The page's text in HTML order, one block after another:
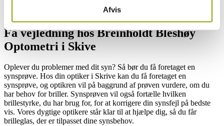
Afvis
Få vejledning hos Breinholdt Bleshøy
Optometri i Skive
Oplever du problemer med dit syn? Så bør du få foretaget en
synsprøve. Hos din optiker i Skrive kan du få foretaget en
synsprøve, og optikren vil på baggrund af prøven vurdere, om du
har behov for briller. Synsprøven vil også fortælle hvilken
brillestyrke, du har brug for, for at korrigere din synsfejl på bedste
vis. Vores dygtige optikere står klar til at hjælpe dig, så du får
brilleglas, der er tilpasset dine synsbehov.